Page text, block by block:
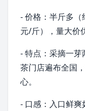
- 价格：半斤多
元/斤），量大价
- 特点：采摘一
茶门店遍布全国
心。
- 口感：入口鲜